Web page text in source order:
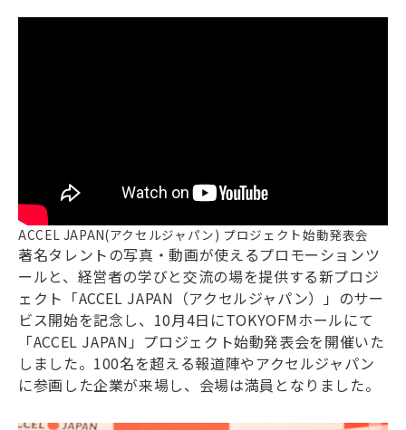
ACCEL JAPAN(アクセルジャパン) プロジェクト始動発表会
著名タレントの写真・動画が使えるプロモーションツ
ールと、経営者の学びと交流の場を提供する新プロジ
ェクト「ACCEL JAPAN（アクセルジャパン）」のサー
ビス開始を記念し、10月4日にTOKYOFMホールにて
「ACCEL JAPAN」プロジェクト始動発表会を開催いた
しました。100名を超える報道陣やアクセルジャパン
に参画した企業が来場し、会場は満員となりました。